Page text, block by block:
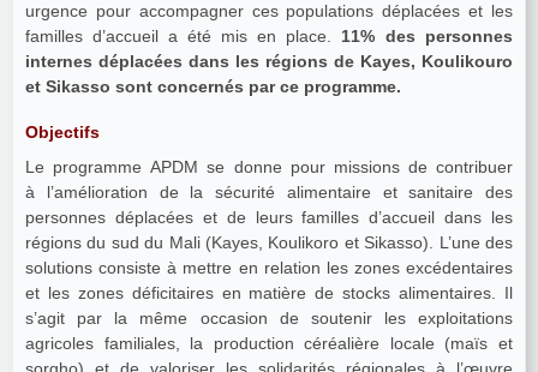
urgence pour accompagner ces populations déplacées et les
familles d’accueil a été mis en place. 11% des personnes
internes déplacées dans les régions de Kayes, Koulikouro
et Sikasso sont concernés par ce programme.
Objectifs
Le programme APDM se donne pour missions de contribuer
à l’amélioration de la sécurité alimentaire et sanitaire des
personnes déplacées et de leurs familles d’accueil dans les
régions du sud du Mali (Kayes, Koulikoro et Sikasso). L’une des
solutions consiste à mettre en relation les zones excédentaires
et les zones déficitaires en matière de stocks alimentaires. Il
s’agit par la même occasion de soutenir les exploitations
agricoles familiales, la production céréalière locale (maïs et